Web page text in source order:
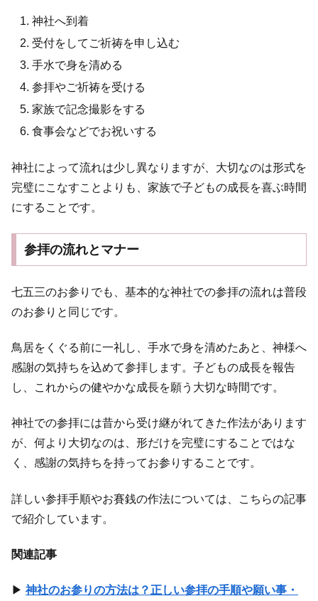
神社へ到着
受付をしてご祈祷を申し込む
手水で身を清める
参拝やご祈祷を受ける
家族で記念撮影をする
食事会などでお祝いする
神社によって流れは少し異なりますが、大切なのは形式を
完璧にこなすことよりも、家族で子どもの成長を喜ぶ時間
にすることです。
参拝の流れとマナー
七五三のお参りでも、基本的な神社での参拝の流れは普段
のお参りと同じです。
鳥居をくぐる前に一礼し、手水で身を清めたあと、神様へ
感謝の気持ちを込めて参拝します。子どもの成長を報告
し、これからの健やかな成長を願う大切な時間です。
神社での参拝には昔から受け継がれてきた作法があります
が、何より大切なのは、形だけを完璧にすることではな
く、感謝の気持ちを持ってお参りすることです。
詳しい参拝手順やお賽銭の作法については、こちらの記事
で紹介しています。
関連記事
▶ 神社のお参りの方法は？正しい参拝の手順や願い事・